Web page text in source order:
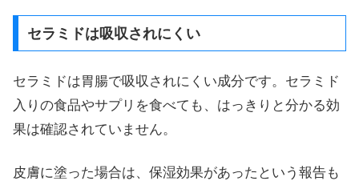
セラミドは吸収されにくい
セラミドは胃腸で吸収されにくい成分です。セラミド
入りの食品やサプリを食べても、はっきりと分かる効
果は確認されていません。
皮膚に塗った場合は、保湿効果があったという報告も